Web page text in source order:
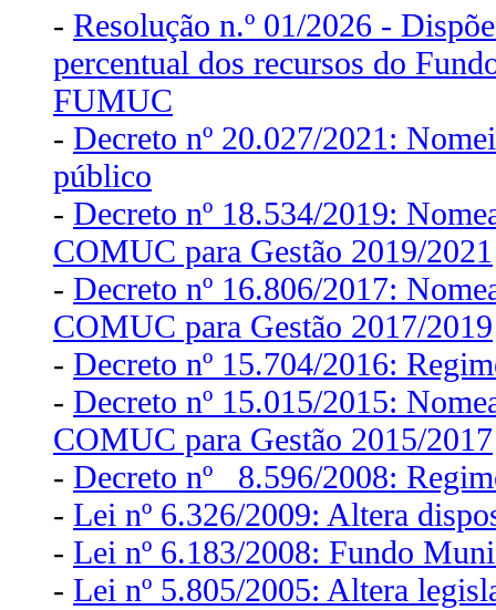
- Resolução n.º 01/2026 -
percentual dos recursos do
FUMUC
- Decreto nº 20.027/2021:
público
- Decreto nº 18.534/2019:
COMUC para Gestão 2019/2021
- Decreto nº 16.806/2017:
COMUC para Gestão 2017/2019
- Decreto nº 15.704/2016:
- Decreto nº 15.015/2015:
COMUC para Gestão 2015/2017
- Decreto nº 8.596/2008:
- Lei nº 6.326/2009: Altera
- Lei nº 6.183/2008: Fundo
- Lei nº 5.805/2005: Altera